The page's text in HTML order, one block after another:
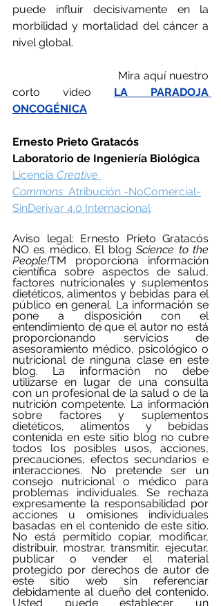
puede influir decisivamente en la
morbilidad y mortalidad del cáncer a
nivel global.
corto video LA PARADOJA
ONCOGÉNICA
Ernesto Prieto Gratacós
Laboratorio de Ingeniería Biológica
Licencia Creative
Commons Atribución -NoComercial-
SinDerivar 4.0 Internacional
Aviso legal: Ernesto Prieto Gratacós
NO es médico. El blog Science to the
People!TM
proporciona información
científica sobre aspectos de salud,
factores nutricionales y suplementos
dietéticos, alimentos y bebidas para el
público en general. La información se
pone a disposición con el
entendimiento de que el autor no está
proporcionando servicios de
asesoramiento médico, psicológico o
nutricional de ninguna clase en este
blog. La información no debe
utilizarse en lugar de una consulta
con un profesional de la salud o de la
nutrición competente. La información
sobre factores y suplementos
dietéticos, alimentos y bebidas
contenida en este sitio blog no cubre
todos los posibles usos, acciones,
precauciones, efectos secundarios e
interacciones. No pretende ser un
consejo nutricional o médico para
problemas individuales. Se rechaza
expresamente la responsabilidad por
acciones u omisiones individuales
basadas en el contenido de este sitio.
No está permitido copiar, modificar,
distribuir, mostrar, transmitir, ejecutar,
publicar o vender el material
protegido por derechos de autor de
este sitio web sin referenciar
debidamente al dueño del contenido.
Usted puede establecer un